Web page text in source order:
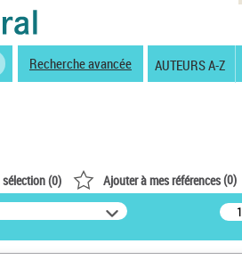
Recherche avancée AUTEURS A-Z
(0) Ajouter à mes références(0)